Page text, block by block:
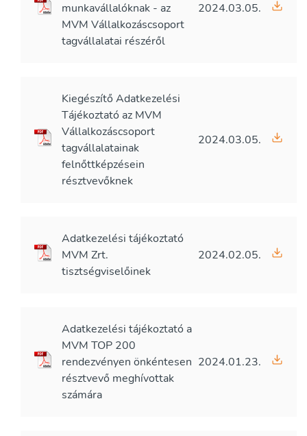
munkavállalóknak - az
MVM Vállalkozáscsoport
tagvállalatai részéről
2024.03.05.
Kiegészítő Adatkezelési
Tájékoztató az MVM
Vállalkozáscsoport
tagvállalatainak
felnőttképzésein
résztvevőknek
2024.03.05.
Adatkezelési tájékoztató
MVM Zrt.
tisztségviselőinek
2024.02.05.
Adatkezelési tájékoztató a
MVM TOP 200
rendezvényen önkéntesen
résztvevő meghívottak
számára
2024.01.23.